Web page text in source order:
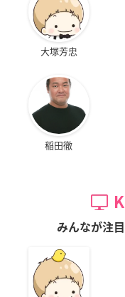
大塚芳忠
稲田徹
みんなが注